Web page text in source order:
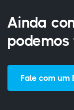
Ainda
Fale com um